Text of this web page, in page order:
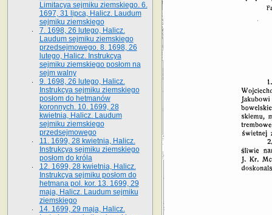
Limitacya sejmiku ziemskiego. 6.
1697, 31 lipca, Halicz. Laudum
sejmiku ziemskiego
7. 1698, 26 lutego, Halicz.
Laudum sejmiku ziemskiego
przedsejmowego. 8. 1698, 26
lutego, Halicz. Instrukcya
sejmiku ziemskiego posłom na
sejm walny
9. 1698, 26 lutego, Halicz.
Instrukcya sejmiku ziemskiego
posłom do hetmanów
koronnych. 10. 1699, 28
kwietnia, Halicz. Laudum
sejmiku ziemskiego
przedsejmowego
11. 1699, 28 kwietnia, Halicz.
Instrukcya sejmiku ziemskiego
posłom do króla
12. 1699, 28 kwietnia, Halicz.
Instrukcya sejmiku posłom do
hetmana pol. kor. 13. 1699, 29
maja, Halicz. Laudum sejmiku
ziemskiego
14. 1699, 29 maja, Halicz.